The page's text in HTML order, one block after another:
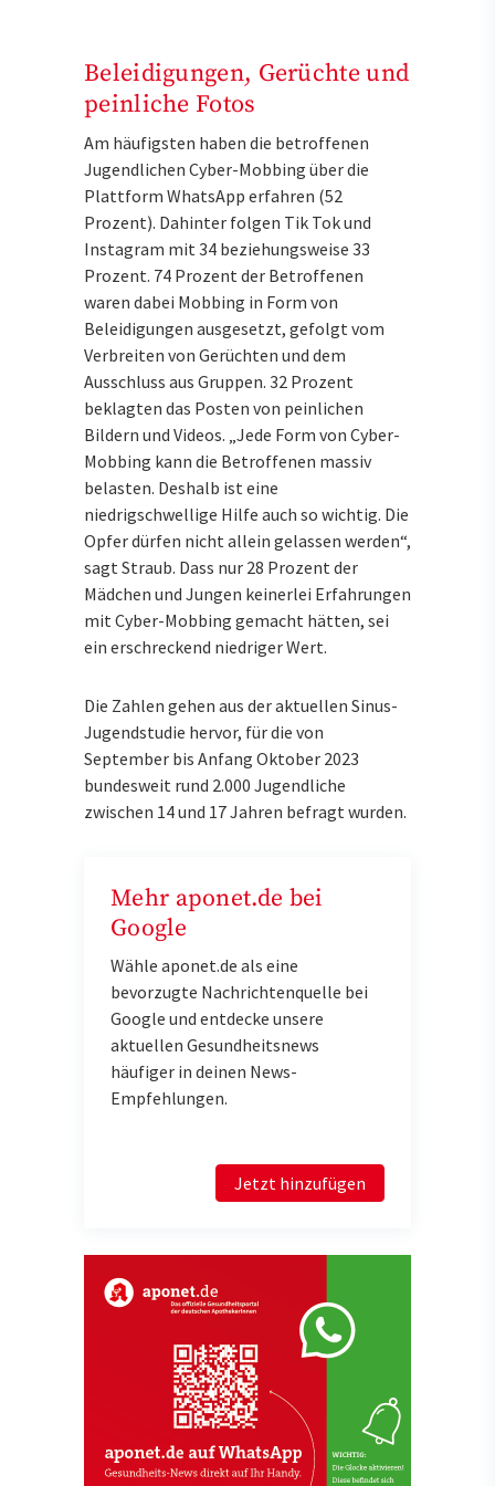
Beleidigungen, Gerüchte und
peinliche Fotos
Am häufigsten haben die betroffenen
Jugendlichen Cyber-Mobbing über die
Plattform WhatsApp erfahren (52
Prozent). Dahinter folgen Tik Tok und
Instagram mit 34 beziehungsweise 33
Prozent. 74 Prozent der Betroffenen
waren dabei Mobbing in Form von
Beleidigungen ausgesetzt, gefolgt vom
Verbreiten von Gerüchten und dem
Ausschluss aus Gruppen. 32 Prozent
beklagten das Posten von peinlichen
Bildern und Videos. „Jede Form von Cyber-
Mobbing kann die Betroffenen massiv
belasten. Deshalb ist eine
niedrigschwellige Hilfe auch so wichtig. Die
Opfer dürfen nicht allein gelassen werden“,
sagt Straub. Dass nur 28 Prozent der
Mädchen und Jungen keinerlei Erfahrungen
mit Cyber-Mobbing gemacht hätten, sei
ein erschreckend niedriger Wert.
Die Zahlen gehen aus der aktuellen Sinus-
Jugendstudie hervor, für die von
September bis Anfang Oktober 2023
bundesweit rund 2.000 Jugendliche
zwischen 14 und 17 Jahren befragt wurden.
Mehr aponet.de bei
Google
Wähle aponet.de als eine
bevorzugte Nachrichtenquelle bei
Google und entdecke unsere
aktuellen Gesundheitsnews
häufiger in deinen News-
Empfehlungen.
Jetzt hinzufügen